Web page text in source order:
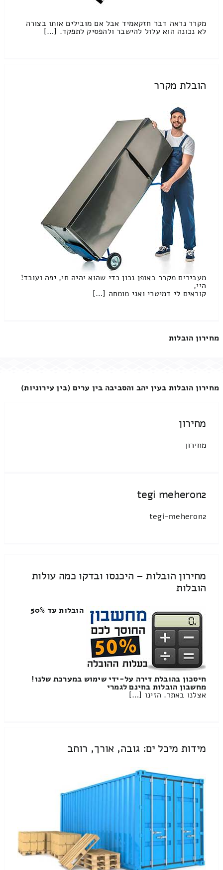
מקרר נראה דבר חזקאמיד אבל אם מובילים אותו בצורה
לא נכונה הוא עלול להישבר ולהפסיק לתפקד. […]
הובלת מקרר
מעבירים מקרר באופן נכון כדי שהוא יהיה חי, יפה ועובד!
היי,
קוראים לי דמיטרי ואני מומחה […]
מחירון הובלות
מחירון הובלות בעין יהב והסביבה בין ערים (בין עירוניות)
מחירון
מחירון
tegi meheron2
tegi-meheron2
מחירון הובלות – היכנסו ובדקו כמה עולות
הובלות
הובלות עד 50%
חיסכון בהובלת דירה על-ידי שימוש במערכת שלנו!
מחשבון הובלות בחינם לגמרי
אצלנו באתר. הזינו […]
מידות מיכל ים: גובה, אורך, רוחב